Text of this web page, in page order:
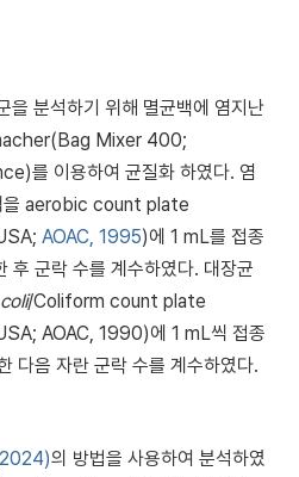
을 분석하기 위해 멸균백에 염지난
Mixer 400;
를 이용하여 균질화 하였다. 염
을 aerobic count plate
AOAC, 1995)에 1 mL를 접종
군락 수를 계수하였다. 대장균
/Coliform count plate
AOAC, 1990)에 1 mL씩 접종
다음 자란 군락 수를 계수하였다.
의 방법을 사용하여 분석하였